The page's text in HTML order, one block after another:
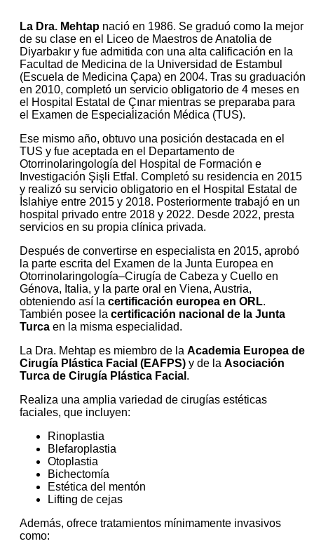
La Dra. Mehtap nació en 1986. Se graduó como la mejor
de su clase en el Liceo de Maestros de Anatolia de
Diyarbakır y fue admitida con una alta calificación en la
Facultad de Medicina de la Universidad de Estambul
(Escuela de Medicina Çapa) en 2004. Tras su graduación
en 2010, completó un servicio obligatorio de 4 meses en
el Hospital Estatal de Çınar mientras se preparaba para
el Examen de Especialización Médica (TUS).
Ese mismo año, obtuvo una posición destacada en el
TUS y fue aceptada en el Departamento de
Otorrinolaringología del Hospital de Formación e
Investigación Şişli Etfal. Completó su residencia en 2015
y realizó su servicio obligatorio en el Hospital Estatal de
İslahiye entre 2015 y 2018. Posteriormente trabajó en un
hospital privado entre 2018 y 2022. Desde 2022, presta
servicios en su propia clínica privada.
Después de convertirse en especialista en 2015, aprobó
la parte escrita del Examen de la Junta Europea en
Otorrinolaringología–Cirugía de Cabeza y Cuello en
Génova, Italia, y la parte oral en Viena, Austria,
obteniendo así la certificación europea en ORL.
También posee la certificación nacional de la Junta
Turca en la misma especialidad.
La Dra. Mehtap es miembro de la Academia Europea de
Cirugía Plástica Facial (EAFPS) y de la Asociación
Turca de Cirugía Plástica Facial .
Realiza una amplia variedad de cirugías estéticas
faciales, que incluyen:
Rinoplastia
Blefaroplastia
Otoplastia
Bichectomía
Estética del mentón
Lifting de cejas
Además, ofrece tratamientos mínimamente invasivos
como: